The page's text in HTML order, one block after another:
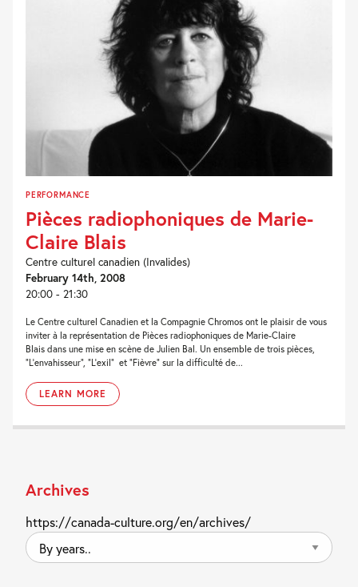
PERFORMANCE
Pièces radiophoniques de Marie-
Claire Blais
Centre culturel canadien (Invalides)
February 14th, 2008
20:00 - 21:30
Le Centre culturel Canadien et la Compagnie Chromos ont le plaisir de vous
inviter à la représentation de Pièces radiophoniques de Marie-Claire
Blais dans une mise en scène de Julien Bal. Un ensemble de trois pièces,
“L’envahisseur”, “L’exil” et “Fièvre” sur la difficulté de...
LEARN MORE
Archives
https://canada-culture.org/en/archives/
By
years..